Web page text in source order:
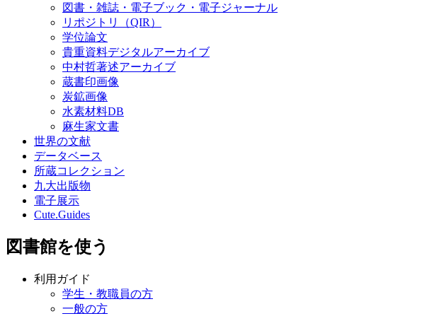
図書・雑誌・電子ブック・電子ジャーナル
リポジトリ（QIR）
学位論文
貴重資料デジタルアーカイブ
中村哲著述アーカイブ
蔵書印画像
炭鉱画像
水素材料DB
麻生家文書
世界の文献
データベース
所蔵コレクション
九大出版物
電子展示
Cute.Guides
図書館を使う
利用ガイド
学生・教職員の方
一般の方